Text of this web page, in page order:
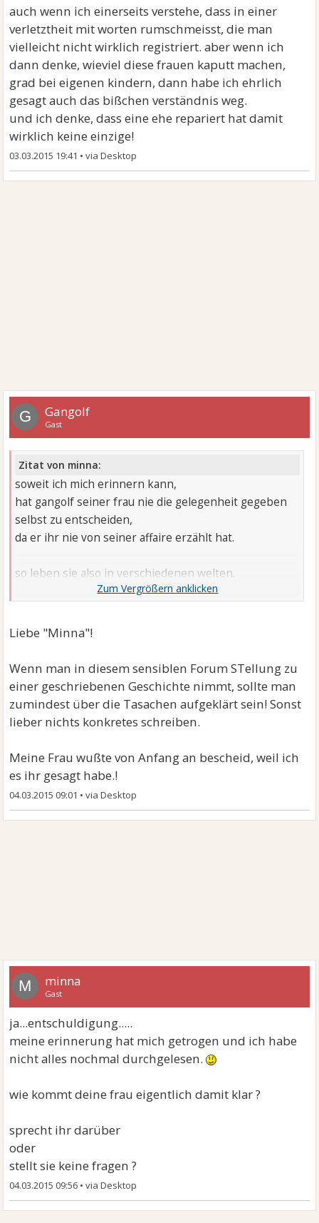
auch wenn ich einerseits verstehe, dass in einer
verletztheit mit worten rumschmeisst, die man
vielleicht nicht wirklich registriert. aber wenn ich
dann denke, wieviel diese frauen kaputt machen,
grad bei eigenen kindern, dann habe ich ehrlich
gesagt auch das bißchen verständnis weg.
und ich denke, dass eine ehe repariert hat damit
wirklich keine einzige!
03.03.2015 19:41 •
G Gangolf
Gast
Zitat von minna:
soweit ich mich erinnern kann,
hat gangolf seiner frau nie die gelegenheit gegeben
selbst zu entscheiden,
da er ihr nie von seiner affaire erzählt hat.
so leben sie also in verschiedenen welten.
in der ihm seine liebste fehlt
die er traumhaft fand.
wie soll man denn diese beiden welten wieder
mit so einer riesigen lüge dazwischen.
wenn man die wahrheit hinein ließe,
dann würden sich die karten völlig neu mischen.
Liebe "Minna"!
Wenn man in diesem sensiblen Forum STellung zu
einer geschriebenen Geschichte nimmt, sollte man
zumindest über die Tasachen aufgeklärt sein! Sonst
lieber nichts konkretes schreiben.
Meine Frau wußte von Anfang an bescheid, weil ich
es ihr gesagt habe.!
04.03.2015 09:01 •
M minna
Gast
ja...entschuldigung.....
meine erinnerung hat mich getrogen und ich habe
nicht alles nochmal durchgelesen.
wie kommt deine frau eigentlich damit klar ?
sprecht ihr darüber
oder
stellt sie keine fragen ?
04.03.2015 09:56 •